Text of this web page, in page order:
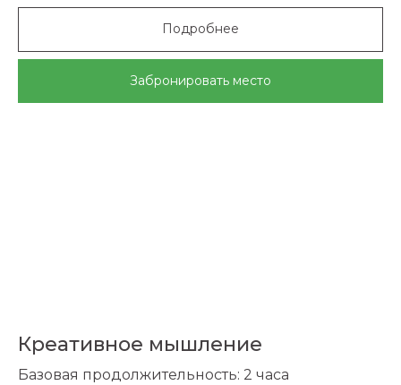
Подробнее
Забронировать место
Креативное мышление
Базовая продолжительность: 2 часа